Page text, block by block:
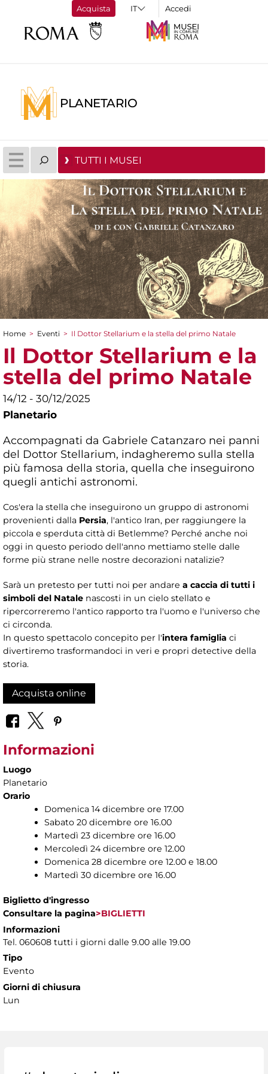
Acquista Accedi
PLANETARIO
TUTTI I MUSEI
Tu sei qui
Home > Eventi > Il Dottor Stellarium e la stella del primo Natale
Il Dottor Stellarium e la
stella del primo Natale
14/12 - 30/12/2025
Planetario
Accompagnati da Gabriele Catanzaro nei panni
del Dottor Stellarium, indagheremo sulla stella
più famosa della storia, quella che inseguirono
quegli antichi astronomi.
Cos'era la stella che inseguirono un gruppo di astronomi
provenienti dalla Persia, l'antico Iran, per raggiungere la
piccola e sperduta città di Betlemme? Perché anche noi
oggi in questo periodo dell'anno mettiamo stelle dalle
forme più strane nelle nostre decorazioni natalizie?
Sarà un pretesto per tutti noi per andare a caccia di tutti i
simboli del Natale nascosti in un cielo stellato e
ripercorreremo l'antico rapporto tra l'uomo e l'universo che
ci circonda.
In questo spettacolo concepito per l'intera famiglia ci
divertiremo trasformandoci in veri e propri detective della
storia.
Acquista online
Informazioni
Luogo
Planetario
Orario
Domenica 14 dicembre ore 17.00
Sabato 20 dicembre ore 16.00
Martedì 23 dicembre ore 16.00
Mercoledì 24 dicembre ore 12.00
Domenica 28 dicembre ore 12.00 e 18.00
Martedì 30 dicembre ore 16.00
Biglietto d'ingresso
Consultare la pagina>BIGLIETTI
Informazioni
Tel. 060608 tutti i giorni dalle 9.00 alle 19.00
Tipo
Evento
Giorni di chiusura
Lun